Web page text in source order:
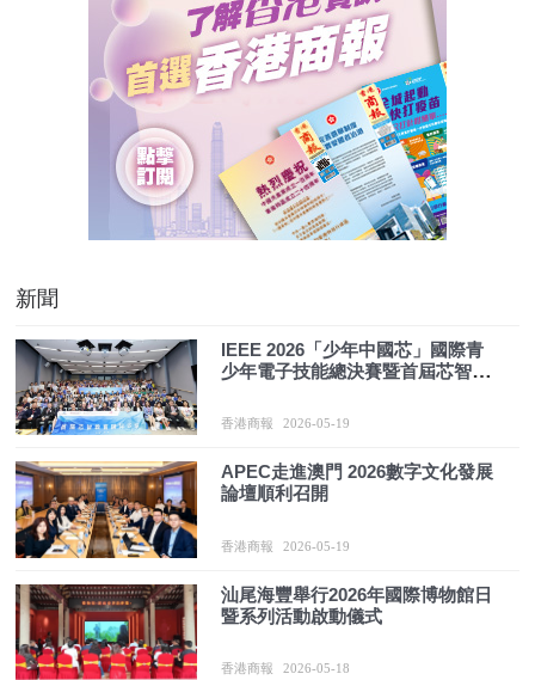
新聞
IEEE 2026「少年中國芯」國際青
少年電子技能總決賽暨首屆芯智教
香港商報 2026-05-19
APEC走進澳門 2026數字文化發展
論壇順利召開
香港商報 2026-05-19
汕尾海豐舉行2026年國際博物館日
暨系列活動啟動儀式
香港商報 2026-05-18